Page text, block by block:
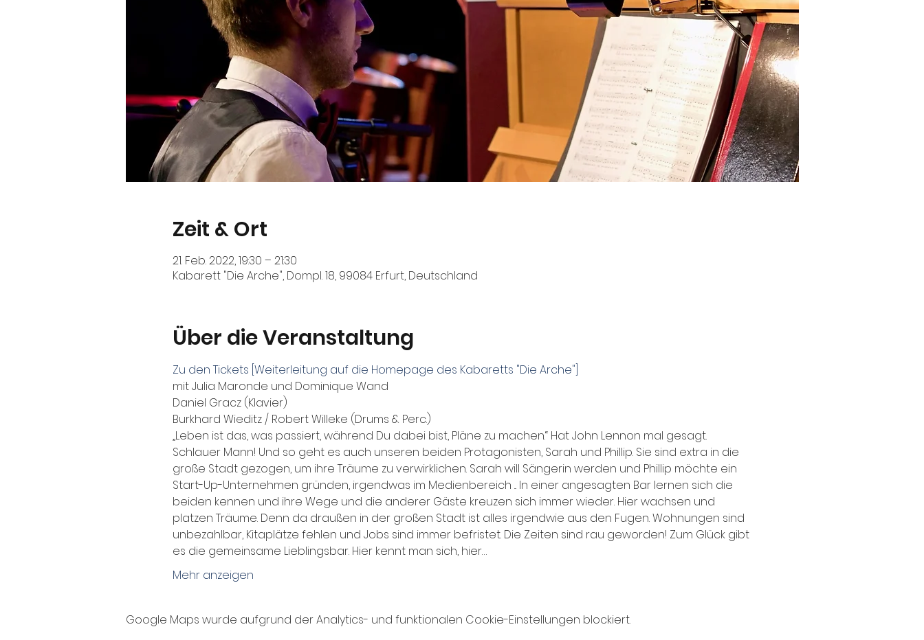
Zeit & Ort
21. Feb. 2022, 19:30 – 21:30
Kabarett "Die Arche", Dompl. 18, 99084 Erfurt, Deutschland
Über die Veranstaltung
Zu den Tickets [Weiterleitung auf die Homepage des Kabaretts "Die Arche"]
mit Julia Maronde und Dominique Wand
Daniel Gracz (Klavier)
Burkhard Wieditz / Robert Willeke (Drums & Perc.)
„Leben ist das, was passiert, während Du dabei bist, Pläne zu machen.“ Hat John Lennon mal gesagt.
Schlauer Mann! Und so geht es auch unseren beiden Protagonisten, Sarah und Phillip. Sie sind extra in die
große Stadt gezogen, um ihre Träume zu verwirklichen. Sarah will Sängerin werden und Phillip möchte ein
Start-Up-Unternehmen gründen, irgendwas im Medienbereich ... In einer angesagten Bar lernen sich die
beiden kennen und ihre Wege und die anderer Gäste kreuzen sich immer wieder. Hier wachsen und
platzen Träume. Denn da draußen in der großen Stadt ist alles irgendwie aus den Fugen. Wohnungen sind
unbezahlbar, Kitaplätze fehlen und Jobs sind immer befristet. Die Zeiten sind rau geworden! Zum Glück gibt
es die gemeinsame Lieblingsbar. Hier kennt man sich, hier…
Mehr anzeigen
Google Maps wurde aufgrund der Analytics- und funktionalen Cookie-Einstellungen blockiert.